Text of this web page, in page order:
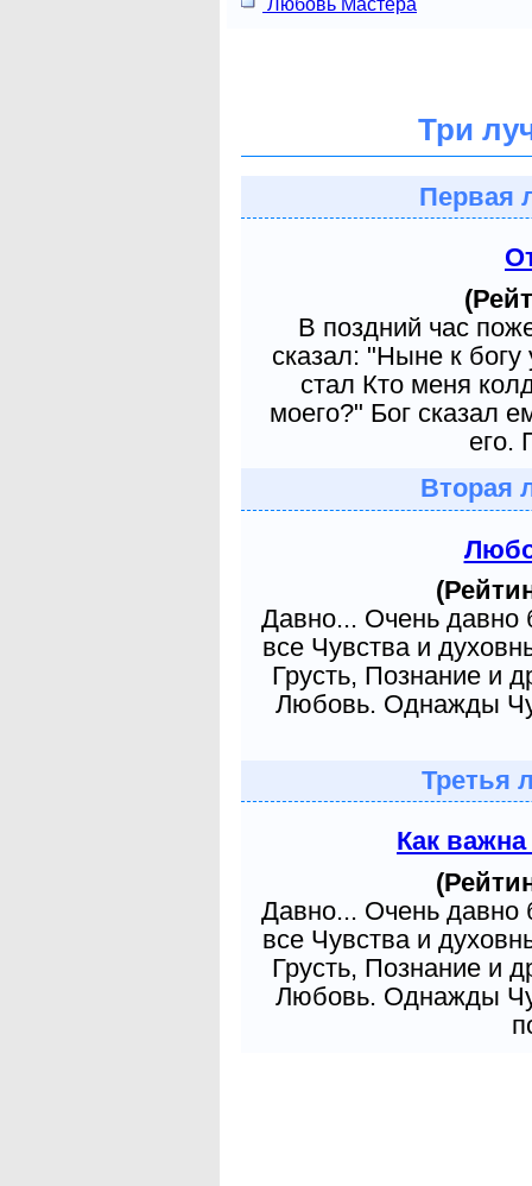
Три
Первая
В поздний час
сказал: "Ныне к
стал Кто меня
моего?" Бог сказал
его.
Вторая
Давно... Очень давно
все Чувства и
Грусть, Познание и
Любовь. Однажды
Третья
Как
Давно... Очень давно
все Чувства и
Грусть, Познание и
Любовь. Однажды